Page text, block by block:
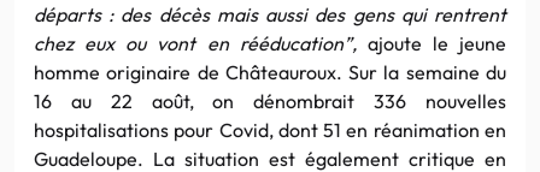
départs : des décès mais aussi des gens qui rentrent
chez eux ou vont en rééducation”,ajoute le jeune
homme originaire de Châteauroux. Sur la semaine du
16 au 22 août, on dénombrait 336 nouvelles
hospitalisations pour Covid, dont 51 en réanimation en
Guadeloupe. La situation est également critique en